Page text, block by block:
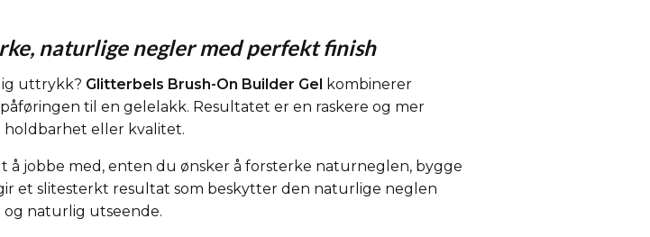
naturlige negler med perfekt finish
uttrykk? Glitterbels Brush-On Builder Gel kombinerer
til en gelelakk. Resultatet er en raskere og mer
holdbarhet eller kvalitet.
jobbe med, enten du ønsker å forsterke naturneglen, bygge
et slitesterkt resultat som beskytter den naturlige neglen
og naturlig utseende.